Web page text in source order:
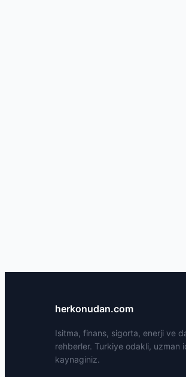
herkonudan.com
Isitma, finans, sigorta, enerji ve
rehberler. Turkiye odakli, uzman
kaynaginiz.